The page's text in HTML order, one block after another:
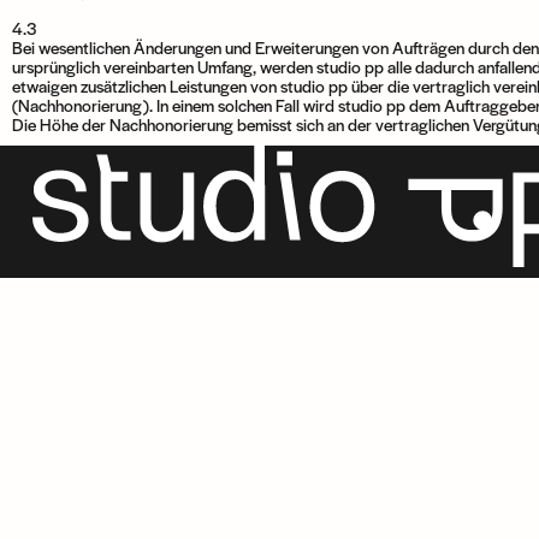
4.3
Bei wesentlichen Änderungen und Erweiterungen von Aufträgen durch
ursprünglich vereinbarten Umfang, werden studio pp alle dadurch
etwaigen zusätzlichen Leistungen von studio pp über die vertraglich
(Nachhonorierung). In einem solchen Fall wird studio pp dem
Die Höhe der Nachhonorierung bemisst sich an der vertraglichen